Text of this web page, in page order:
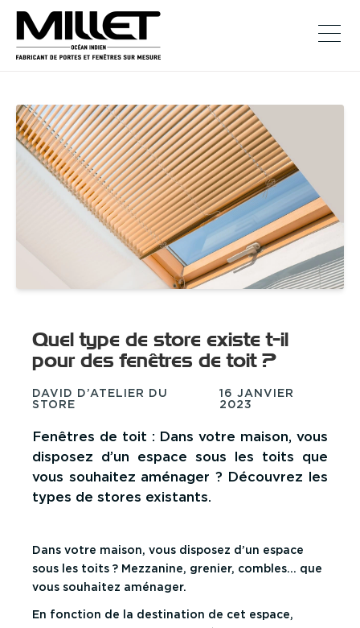
Quel type de store existe t-il
pour des fenêtres de toit ?
DAVID D’ATELIER DU
STORE
16 JANVIER
2023
Fenêtres de toit : Dans votre maison, vous
disposez d’un espace sous les toits que
vous souhaitez aménager ? Découvrez les
types de stores existants.
Dans votre maison, vous disposez d’un espace
sous les toits ? Mezzanine, grenier, combles... que
vous souhaitez aménager.
En fonction de la destination de cet espace,